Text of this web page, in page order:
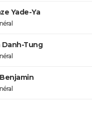
Yade-Ya
Danh-Tung